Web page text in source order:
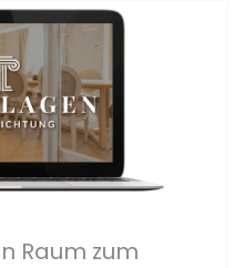
Raum zum